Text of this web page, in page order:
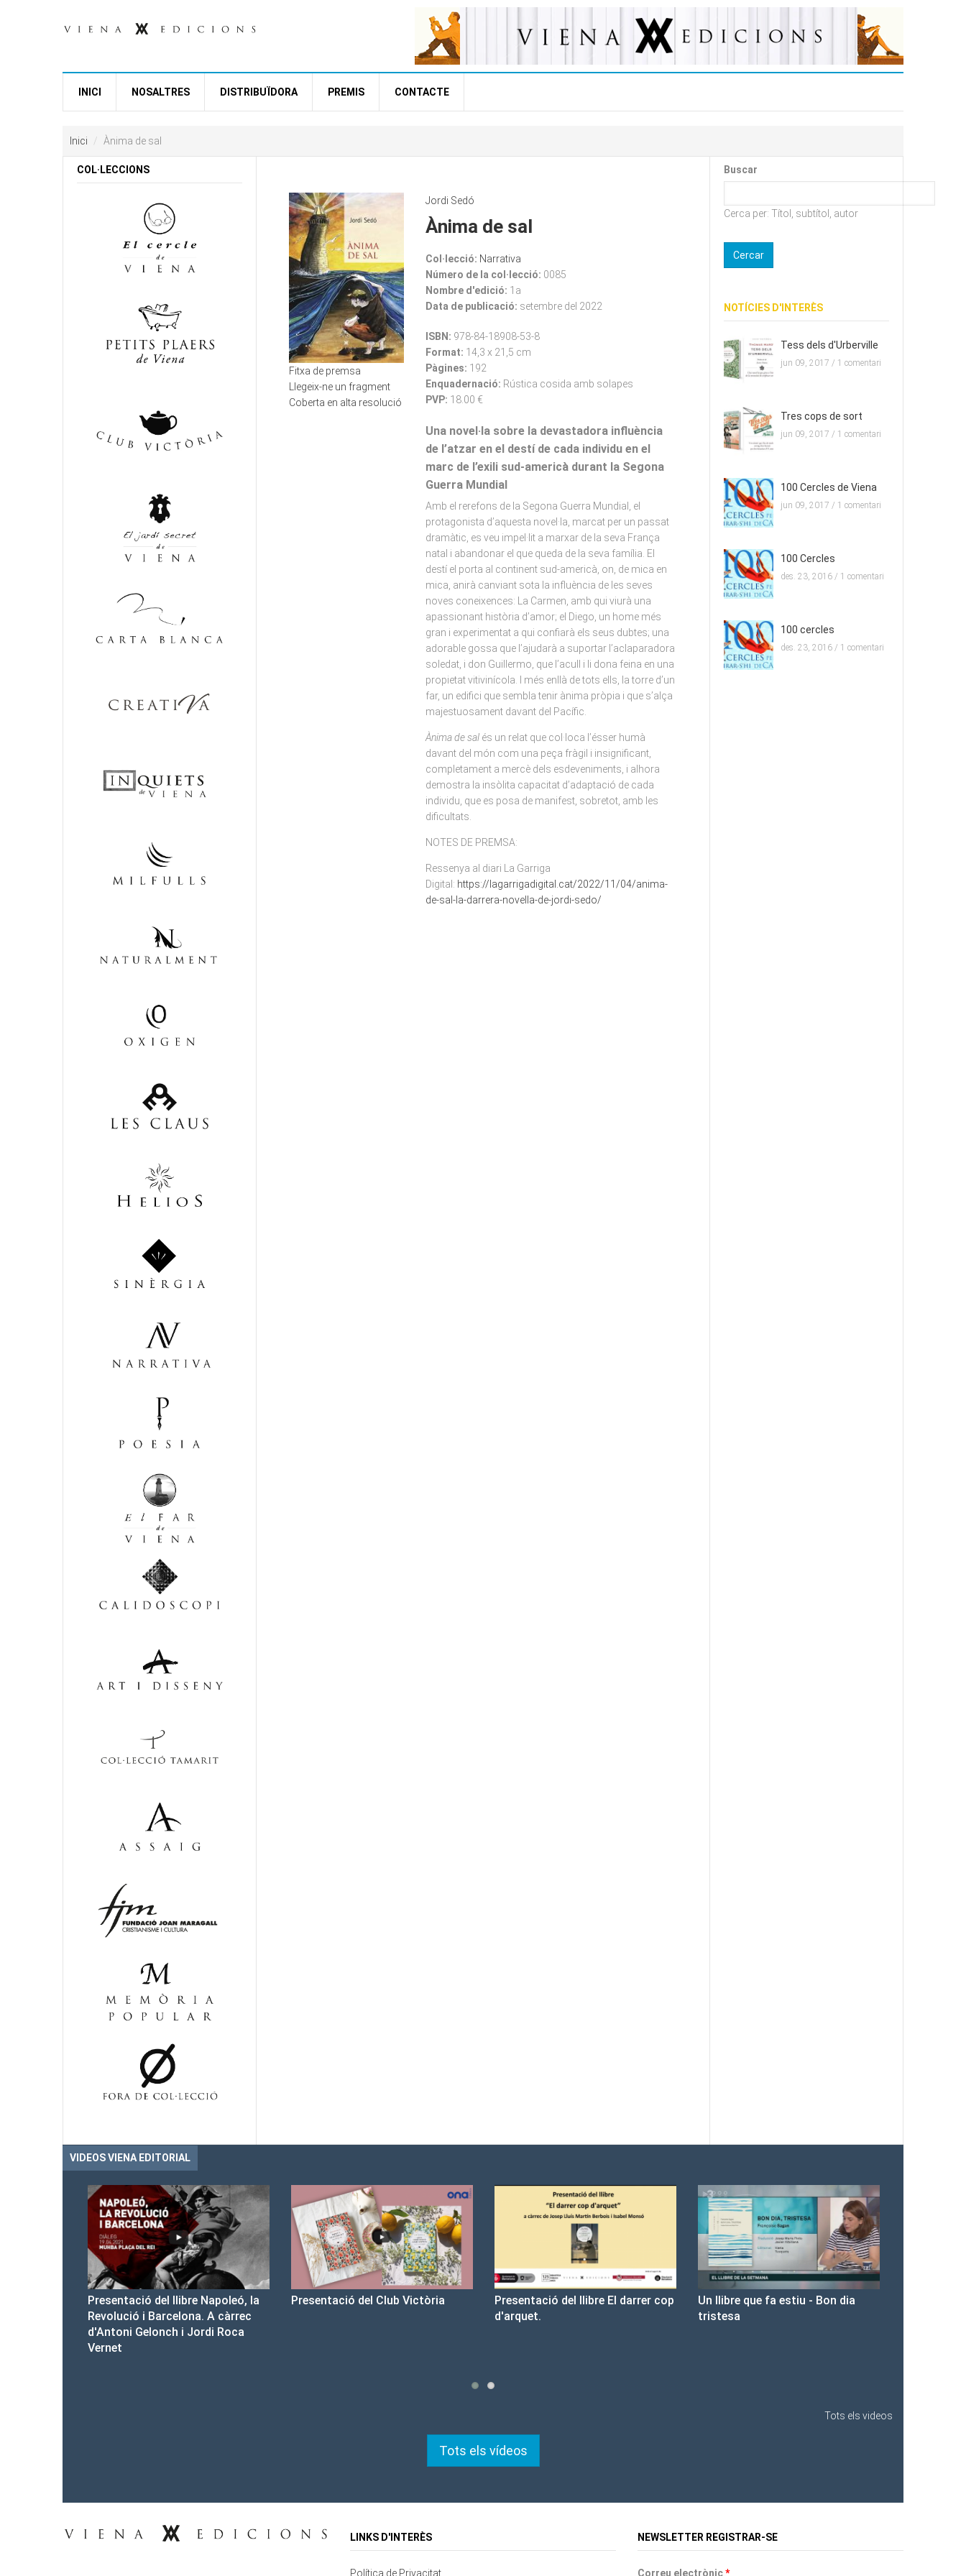
INICI NOSALTRES DISTRIBUÏDORA PREMIS CONTACTE
Inici Ànima de sal
Fitxa de premsa
Llegeix-ne un fragment
Coberta en alta resolució
Jordi Sedó
Ànima de sal
Col·lecció: Narrativa
Número de la col·lecció: 0085
Nombre d'edició: 1a
Data de publicació: setembre del 2022
ISBN: 978-84-18908-53-8
Format: 14,3 x 21,5 cm
Pàgines: 192
Enquadernació: Rústica cosida amb solapes
PVP: 18.00 €
Una novel·la sobre la devastadora influència
de l’atzar en el destí de cada individu en el
marc de l’exili sud-americà durant la Segona
Guerra Mundial
Amb el rerefons de la Segona Guerra Mundial, el
protagonista d’aquesta novel·la, marcat per un passat
dramàtic, es veu impel·lit a marxar de la seva França
natal i abandonar el que queda de la seva família. El
destí el porta al continent sud-americà, on, de mica en
mica, anirà canviant sota la influència de les seves
noves coneixences: La Carmen, amb qui viurà una
apassionant història d’amor; el Diego, un home més
gran i experimentat a qui confiarà els seus dubtes; una
adorable gossa que l’ajudarà a suportar l’aclaparadora
soledat, i don Guillermo, que l’acull i li dona feina en una
propietat vitivinícola. I més enllà de tots ells, la torre d’un
far, un edifici que sembla tenir ànima pròpia i que s’alça
majestuosament davant del Pacífic.
Ànima de salés un relat que col·loca l’ésser humà
davant del món com una peça fràgil i insignificant,
completament a mercè dels esdeveniments, i alhora
demostra la insòlita capacitat d’adaptació de cada
individu, que es posa de manifest, sobretot, amb les
dificultats.
NOTES DE PREMSA:
Ressenya al diari La Garriga
Digital: https://lagarrigadigital.cat/2022/11/04/anima-
de-sal-la-darrera-novella-de-jordi-sedo/
COL·LECCIONS Buscar
Cerca per: Títol, subtítol, autor
NOTÍCIES D'INTERÈS
Tess dels d'Urberville
jun 09, 2017 / 1 comentari
Tres cops de sort
jun 09, 2017 / 1 comentari
100 Cercles de Viena
jun 09, 2017 / 1 comentari
100 Cercles
des. 23, 2016 / 1 comentari
100 cercles
des. 23, 2016 / 1 comentari
VIDEOS VIENA EDITORIAL
Presentació del Club Victòria
Presentació del llibre El darrer cop
Un llibre que fa estiu - Bon dia
tristesa
Presentació de Les Fures a la
Llibreria Ona.
Tel.: 93-453.55.00
Contacte
Cookies